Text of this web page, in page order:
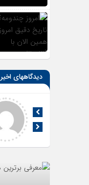
دیدگاههای اخیر